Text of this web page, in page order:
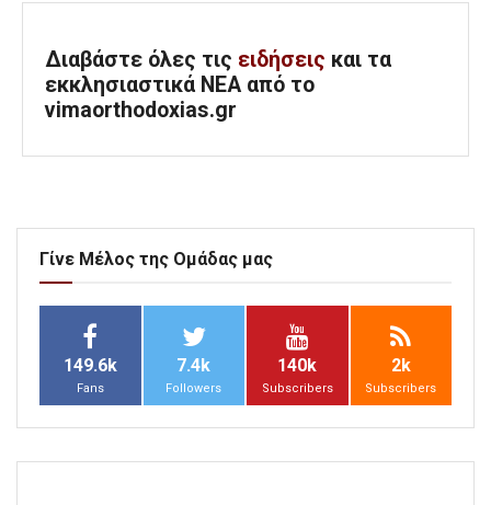
Διαβάστε όλες τις ειδήσεις και τα
εκκλησιαστικά ΝΕΑ από το
vimaorthodoxias.gr
Γίνε Μέλος της Ομάδας μας
149.6k
Fans
7.4k
Followers
140k
Subscribers
2k
Subscribers